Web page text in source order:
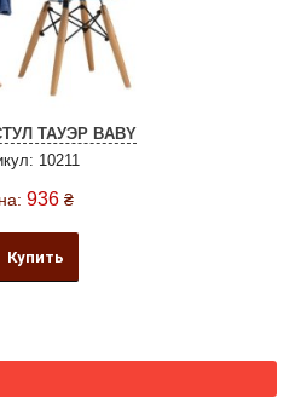
ТАУЭР ВABY
10211
936 ₴
Купить